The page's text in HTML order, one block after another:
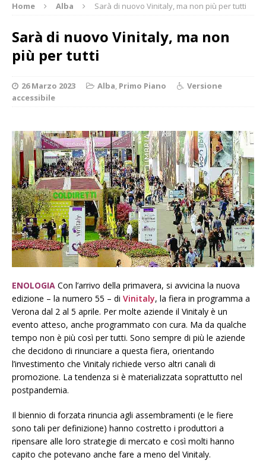
Home Alba Sarà di nuovo Vinitaly, ma non più per tutti
Sarà di nuovo Vinitaly, ma non
più per tutti
26 Marzo 2023 Alba, Primo Piano
Versione
accessibile
ENOLOGIA Con l’arrivo della primavera, si avvicina la nuova
edizione – la numero 55 – di Vinitaly, la fiera in programma a
Verona dal 2 al 5 aprile. Per molte aziende il Vinitaly è un
evento atteso, anche programmato con cura. Ma da qualche
tempo non è più così per tutti. Sono sempre di più le aziende
che decidono di rinunciare a questa fiera, orientando
l’investimento che Vinitaly richiede verso altri canali di
promozione. La tendenza si è materializzata soprattutto nel
postpandemia.
Il biennio di forzata rinuncia agli assembramenti (e le fiere
sono tali per definizione) hanno costretto i produttori a
ripensare alle loro strategie di mercato e così molti hanno
capito che potevano anche fare a meno del Vinitaly.